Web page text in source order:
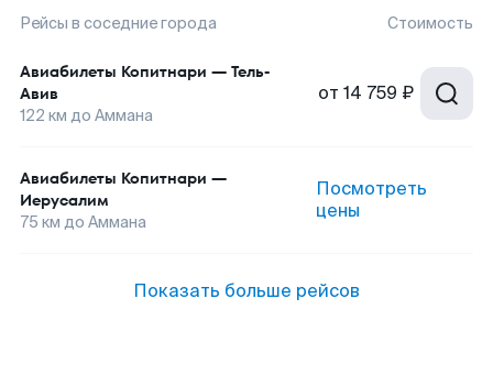
Рейсы в соседние города Стоимость
Авиабилеты Копитнари — Тель-
Авив
122 км до Аммана
от 14 759 ₽
Авиабилеты Копитнари —
Иерусалим
75 км до Аммана
Посмотреть
цены
Показать больше рейсов